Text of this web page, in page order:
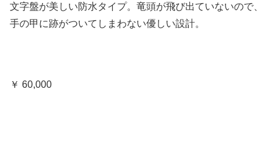
文字盤が美しい防水タイプ。竜頭が飛び出ていないので、
手の甲に跡がついてしまわない優しい設計。
￥ 60,000